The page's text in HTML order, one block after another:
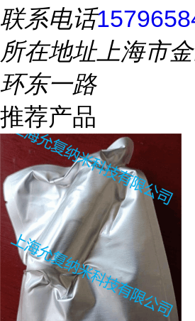
联系电话
所在地址上海市
环东一路
推荐产品